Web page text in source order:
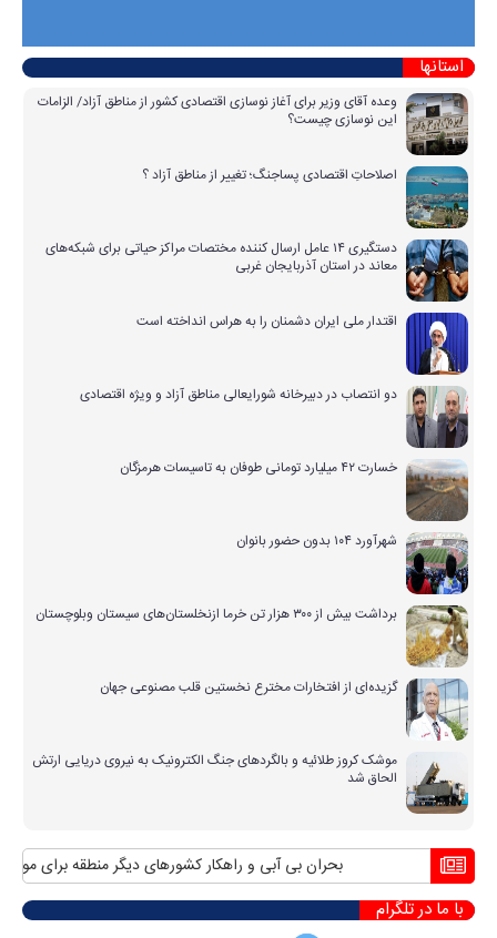
استانها
وعده آقای وزیر برای آغاز نوسازی اقتصادی کشور از مناطق آزاد/ الزامات
این نوسازی چیست؟
اصلاحاتِ اقتصادی پساجنگ؛ تغییر از مناطق آزاد ؟
دستگیری ۱۴ عامل ارسال کننده مختصات مراکز حیاتی برای شبکه‌های
معاند در استان آذربایجان غربی
اقتدار ملی ایران دشمنان را به هراس انداخته است
دو انتصاب در دبیرخانه شورایعالی مناطق آزاد و ویژه اقتصادی
خسارت ۴۲ میلیارد تومانی طوفان به تاسیسات هرمزگان
شهرآورد ۱۰۴ بدون حضور بانوان
برداشت بیش از ۳۰۰ هزار تن خرما ازنخلستان‌های سیستان وبلوچستان
گزیده‌ای از افتخارات مخترع نخستین قلب مصنوعی جهان
موشک کروز طلائیه و بالگردهای جنگ الکترونیک به نیروی دریایی ارتش
الحاق شد
بحران بی آبی و راهکار کشورهای دیگر منطقه برای مواجهه
با ما در تلگرام